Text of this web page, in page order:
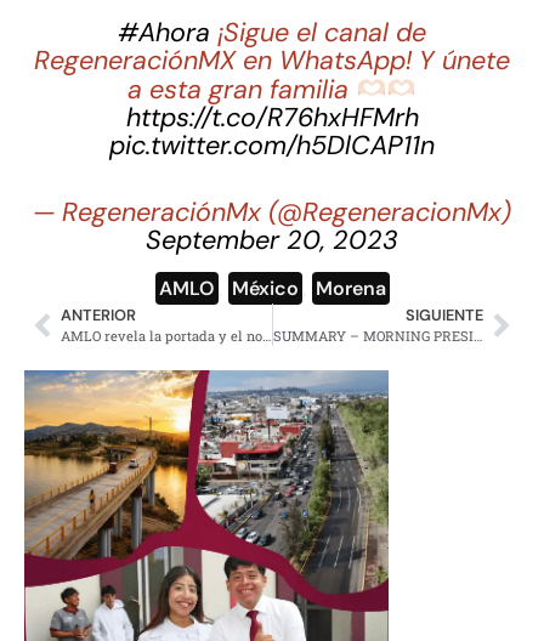
#Ahora ¡Sigue el canal de
RegeneraciónMX en WhatsApp! Y únete
a esta gran familia
https://t.co/R76hxHFMrh
pic.twitter.com/h5DlCAP11n
— RegeneraciónMx (@RegeneracionMx)
September 20, 2023
AMLO México Morena
ANTERIOR
AMLO revela la portada y el nombre de su nuevo libro
SIGUIENTE
SUMMARY – MORNING PRESIDENTIAL PRESS CONFERENCE – FRIDAY, FEBRUARY 2, 2024